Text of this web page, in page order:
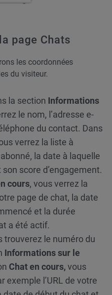
page Chats
les coordonnées
du visiteur.
la section Informations
le nom, l’adresse e-
du contact. Dans
verrez la liste à
la date à laquelle
score d’engagement.
cours, vous verrez la
page de chat, la date
et la durée
a été actif.
trouverez le numéro du
Informations sur le
Chat en cours,vous
exemple l’URL de votre